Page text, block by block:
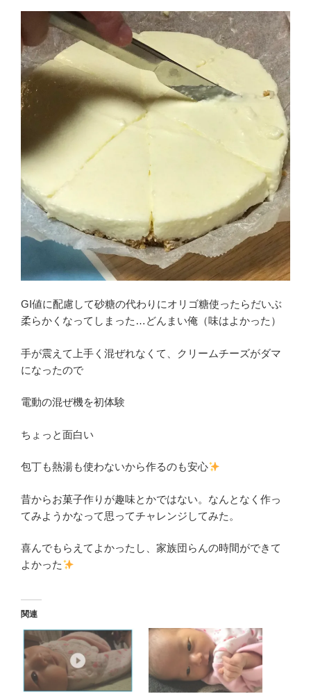
GI値に配慮して砂糖の代わりにオリゴ糖使ったらだいぶ
柔らかくなってしまった…どんまい俺（味はよかった）
手が震えて上手く混ぜれなくて、クリームチーズがダマ
になったので
電動の混ぜ機を初体験
ちょっと面白い
包丁も熱湯も使わないから作るのも安心
昔からお菓子作りが趣味とかではない。なんとなく作っ
てみようかなって思ってチャレンジしてみた。
喜んでもらえてよかったし、家族団らんの時間ができて
よかった
関連